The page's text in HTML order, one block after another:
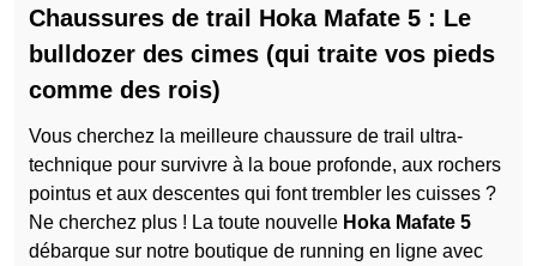
Chaussures de trail Hoka Mafate 5 : Le
bulldozer des cimes (qui traite vos pieds
comme des rois)
Vous cherchez la meilleure chaussure de trail ultra-
technique pour survivre à la boue profonde, aux rochers
pointus et aux descentes qui font trembler les cuisses ?
Ne cherchez plus ! La toute nouvelle Hoka Mafate 5
débarque sur notre boutique de running en ligne avec